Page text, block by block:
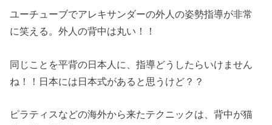
ユーチューブでアレキサンダーの外人の姿勢指導が非常
に笑える。外人の背中は丸い！！
同じことを平背の日本人に、指導どうしたらいけません
ね！！日本には日本式があると思うけど？？
ピラティスなどの海外から来たテクニックは、背中が猫